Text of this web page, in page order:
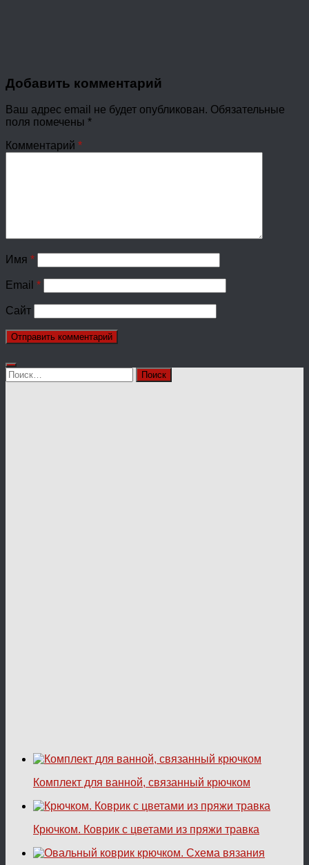
Добавить комментарий
Ваш адрес email не будет опубликован. Обязательные
поля помечены *
Комментарий *
Имя *
Email *
Сайт
Найти:
Комплект для ванной, связанный крючком
Крючком. Коврик с цветами из пряжи травка